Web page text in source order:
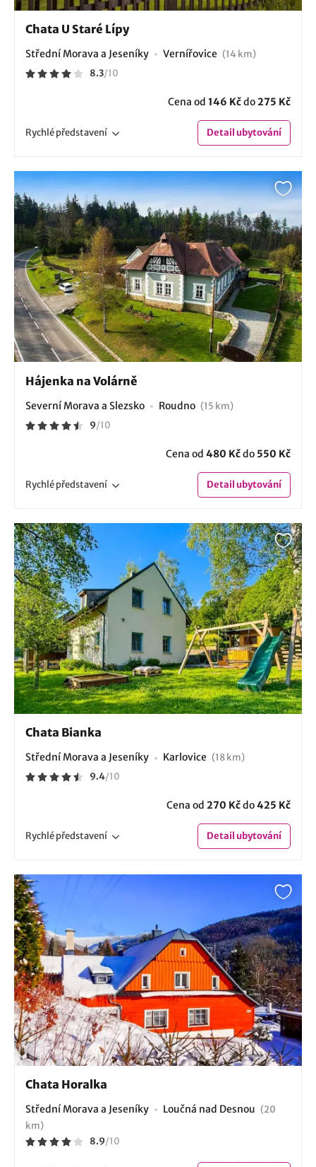
Chata U Staré Lípy
Střední Morava a Jeseníky Vernířovice (14 km)
8.3/10
Cena od 146 Kčdo275 Kč
Rychlépředstavení Detailubytování
Hájenka na Volárně
Severní Morava a Slezsko Roudno (15 km)
9/10
Cena od 480 Kčdo 550 Kč
Rychlépředstavení Detailubytování
Chata Bianka
Střední Morava a Jeseníky Karlovice (18 km)
9.4/10
Cena od 270 Kčdo425 Kč
Rychlépředstavení Detailubytování
Chata Horalka
Střední Morava a Jeseníky Loučná nad Desnou (20
km)
8.9/10